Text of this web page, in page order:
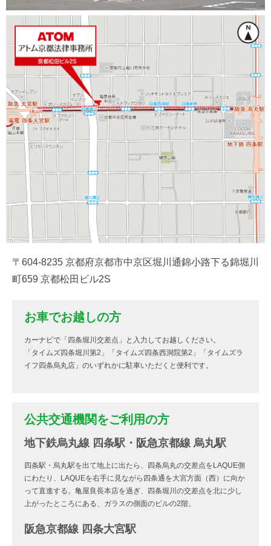
〒604-8235 京都府京都市中京区堀川通錦小路下る錦堀川
町659 京都松田ビル2S
お車でお越しの方
カーナビで「四条堀川交差点」と入力してお越しください。
「タイムズ四条堀川第2」「タイムズ四条西洞院第2」「タイムズラ
イフ四条烏丸店」のいずれかに駐車いただくと便利です。
公共交通機関をご利用の方
地下鉄烏丸線 四条駅・阪急京都線 烏丸駅
四条駅・烏丸駅を出て地上に出たら、四条烏丸の交差点をLAQUE側
にわたり、LAQUEを右手に見ながら四条通を大宮方面（西）に向か
って直進する。亀屋良長本店を過ぎ、四条堀川の交差点を北に少し
上がったところにある、ガラスの側面のビルの2階。
阪急京都線 四条大宮駅